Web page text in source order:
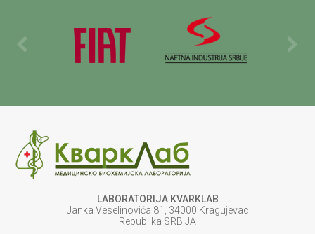
LABORATORIJA KVARKLAB
Janka Veselinovića 81, 34000 Kragujevac
Republika SRBIJA